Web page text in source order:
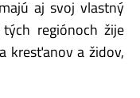
aj svoj vlastný
regiónoch žije
kresťanov a židov,